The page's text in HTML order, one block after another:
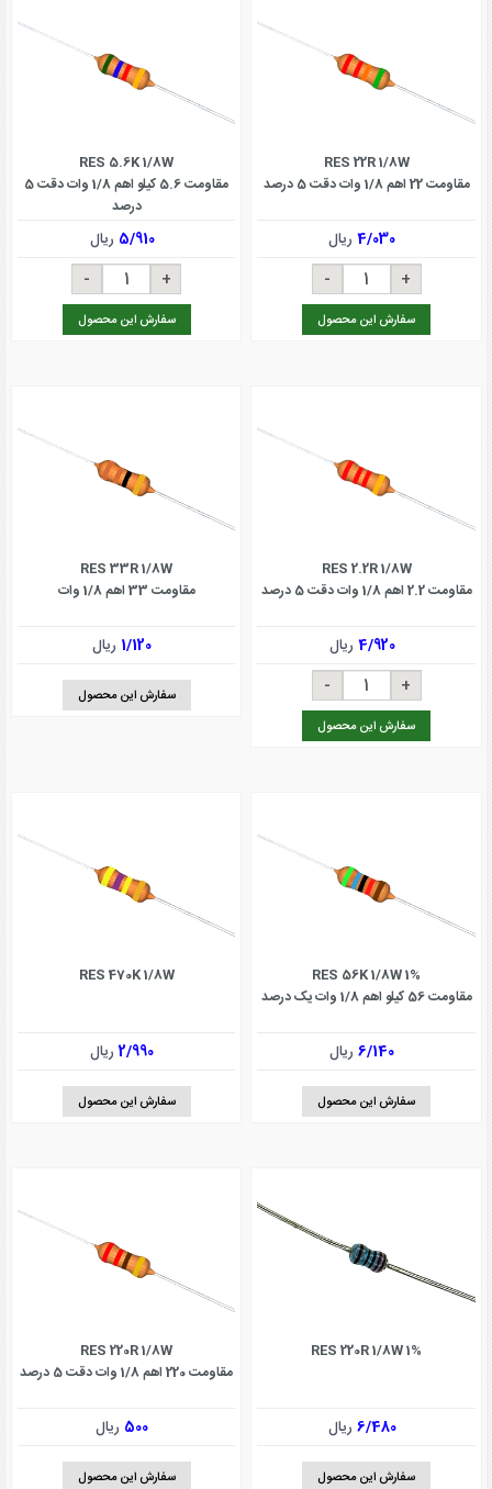
RES 22R 1/8W
مقاومت 22 اهم 1/8 وات دقت 5 درصد
4/030ریال
سفارش این محصول
RES 5.6K 1/8W
مقاومت 5.6 کیلو اهم 1/8 وات دقت 5
درصد
5/910 ریال
سفارش این محصول
RES 2.2R 1/8W
مقاومت 2.2 اهم 1/8 وات دقت 5 درصد
4/920 ریال
سفارش این محصول
RES 33R 1/8W
مقاومت 33 اهم 1/8 وات
1/120 ریال
سفارش این محصول
RES 56K 1/8W 1%
مقاومت 56 کیلو اهم 1/8 وات یک درصد
6/140ریال
سفارش این محصول
RES 470K 1/8W
2/990ریال
سفارش این محصول
RES 220R 1/8W 1%
6/480 ریال
سفارش این محصول
RES 220R 1/8W
مقاومت 220 اهم 1/8 وات دقت 5 درصد
500 ریال
سفارش این محصول